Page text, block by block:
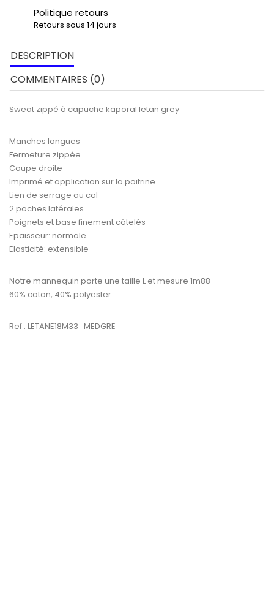
Politique retours
Retours sous 14 jours
DESCRIPTION
COMMENTAIRES (0)
Sweat zippé à capuche kaporal letan grey
Manches longues
Fermeture zippée
Coupe droite
Imprimé et application sur la poitrine
Lien de serrage au col
2 poches latérales
Poignets et base finement côtelés
Epaisseur: normale
Elasticité: extensible
Notre mannequin porte une taille L et mesure 1m88
60% coton, 40% polyester
Ref : LETANE18M33_MEDGRE